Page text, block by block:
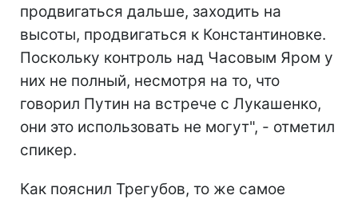
продвигаться дальше, заходить на
высоты, продвигаться к Константиновке.
Поскольку контроль над Часовым Яром у
них не полный, несмотря на то, что
говорил Путин на встрече с Лукашенко,
они это использовать не могут", - отметил
спикер.
Как пояснил Трегубов, то же самое